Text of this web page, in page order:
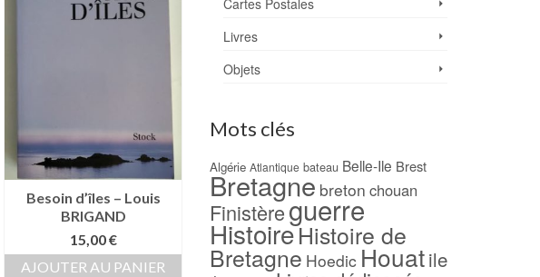
Besoin d’îles – Louis
BRIGAND
15,00€
AJOUTER AU PANIER
1700 Noms de famille
Bretons – Gwénnolé LE
MENN
15,00 €
Belle-Ile Houat
AJOUTER AU
Cartes Postales
Livres
Objets
Mots clés
Algérie Atlantique bateau Belle-Ile Brest
Bretagne breton chouan
Finistèreguerre
HistoireHistoire de
Bretagne Hoedic Houatile